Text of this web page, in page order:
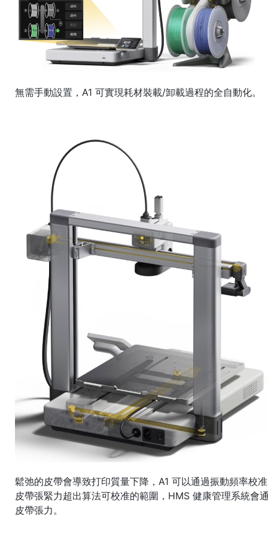
無需手動設置，A1 可實現耗材裝載/卸載過程的全自動化。
鬆弛的皮帶會導致打印質量下降，A1 可以通過振動頻率校
皮帶張緊力超出算法可校准的範圍，HMS 健康管理系統會
皮帶張力。